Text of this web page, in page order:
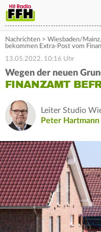
Nachrichten > Wiesbaden/Mainz,
bekommen Extra-Post vom
13.05.2022, 10:16 Uhr
Wegen der neuen
FINANZAMT
Leiter Studio
Peter Hartmann